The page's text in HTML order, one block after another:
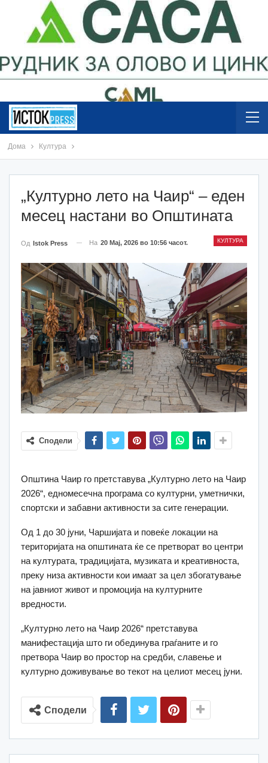
Дома Култура
„Културно лето на Чаир“ – еден
месец настани во Општината
КУЛТУРА
Од Istok Press На 20 Мај, 2026 во 10:56 часот.
Сподели
Општина Чаир го претставува „Културно лето на Чаир
2026“, едномесечна програма со културни, уметнички,
спортски и забавни активности за сите генерации.
Од 1 до 30 јуни, Чаршијата и повеќе локации на
територијата на општината ќе се претворат во центри
на културата, традицијата, музиката и креативноста,
преку низа активности кои имаат за цел збогатување
на јавниот живот и промоција на културните
вредности.
„Културно лето на Чаир 2026“ претставува
манифестација што ги обединува граѓаните и го
претвора Чаир во простор на средби, славење и
културно доживување во текот на целиот месец јуни.
Сподели